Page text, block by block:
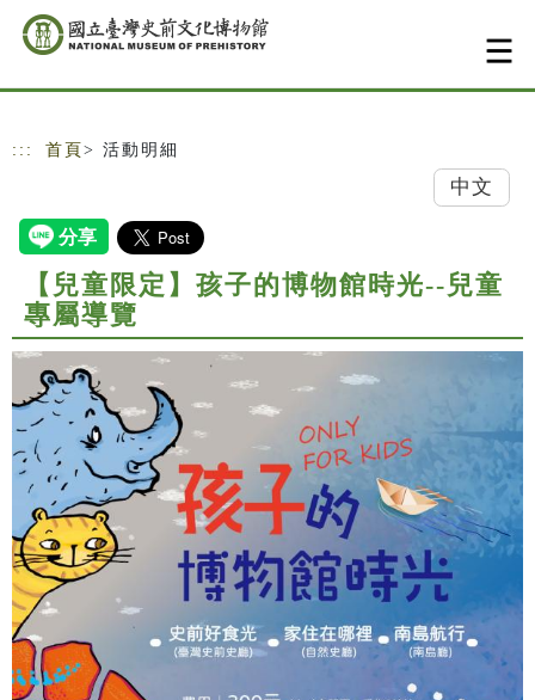
跳到主要內容
網站導覽
::: 首頁 > 活動明細
中文
【兒童限定】孩子的博物館時光--兒童
專屬導覽